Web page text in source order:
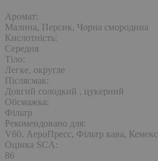
Аромат:
Малина, Персик, Чорна смородина
Кислотність:
Середня
Тіло:
Легке, округле
Післясмак:
Довгий солодкий , цукерний
Обсмажка:
Фільтр
Рекомендовано для:
V60, АероПресс, Фільтр кава, Кемекс
Оцінка SCA:
86